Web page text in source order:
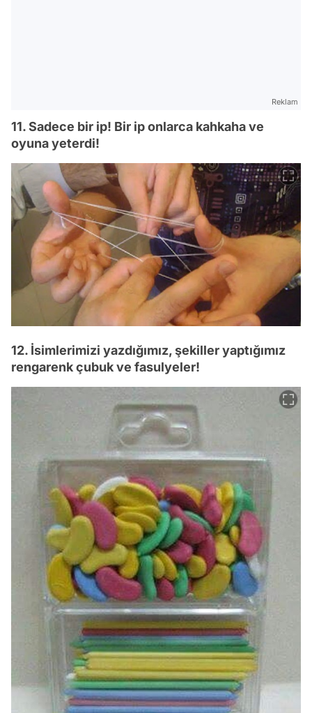
Reklam
11. Sadece bir ip! Bir ip onlarca kahkaha ve
oyuna yeterdi!
12. İsimlerimizi yazdığımız, şekiller yaptığımız
rengarenk çubuk ve fasulyeler!